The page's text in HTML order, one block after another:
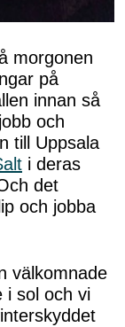
morgonen
på
innan så
och
till Uppsala
i deras
det
och jobba
välkomnade
i sol och vi